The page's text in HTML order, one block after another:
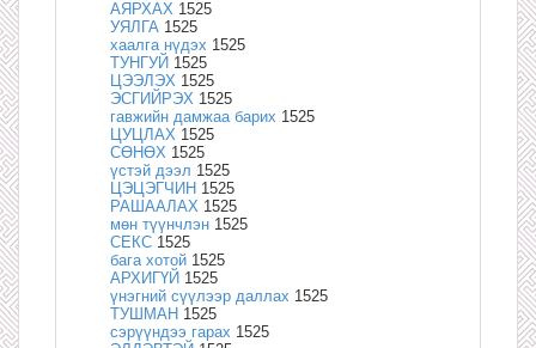
АЯРХАХ 1525
УЯЛГА 1525
хаалга нүдэх 1525
ТУНГУЙ 1525
ЦЭЭЛЭХ 1525
ЭСГИЙРЭХ 1525
гавжийн дамжаа барих 1525
ЦУЦЛАХ 1525
СӨНӨХ 1525
үстэй дээл 1525
ЦЭЦЭГЧИН 1525
РАШААЛАХ 1525
мөн түүнчлэн 1525
СЕКС 1525
бага хотой 1525
АРХИГҮЙ 1525
үнэгний сүүлээр даллах 1525
ТУШМАН 1525
сэрүүндээ гарах 1525